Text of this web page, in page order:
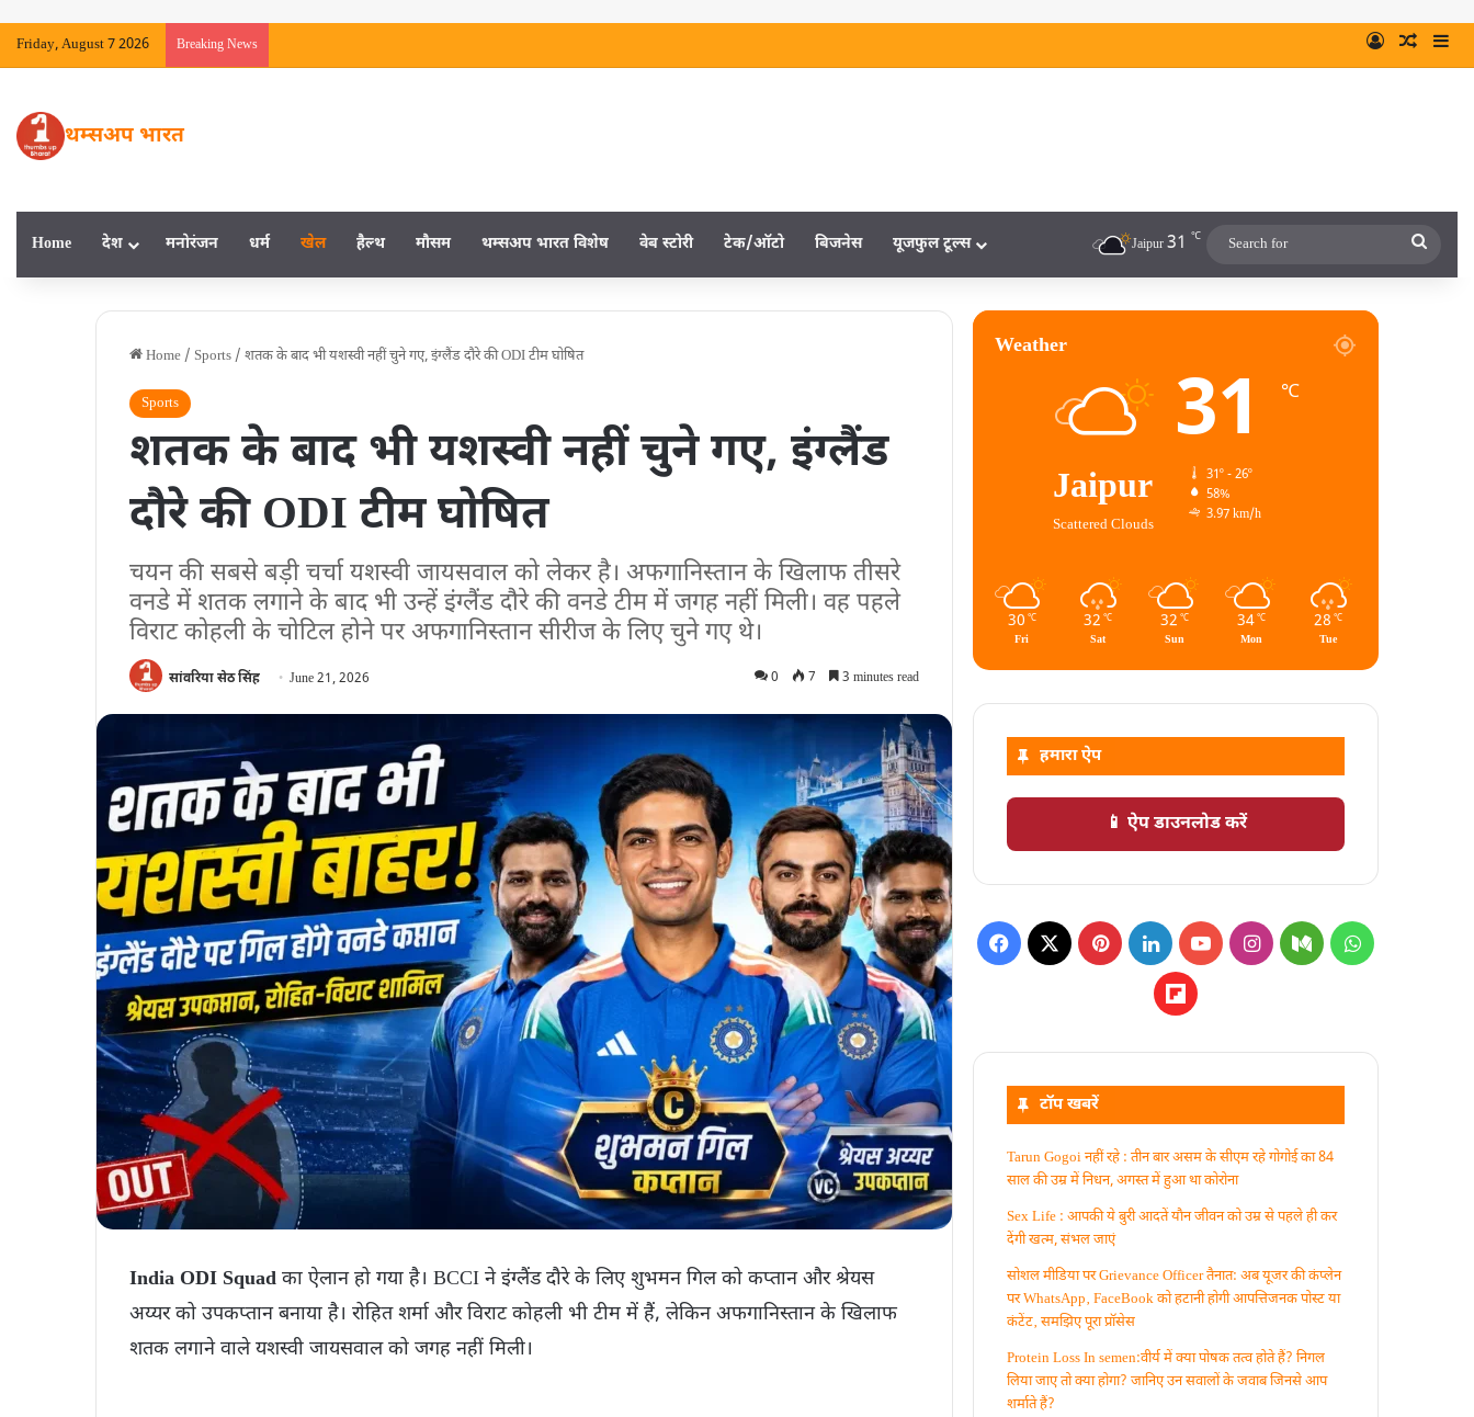
Friday, August 7 2026 Breaking News
थम्सअप भारत
Home देश मनाेरंजन धर्म खेल हैल्‍थ मौसम थम्‍सअप भारत विशेष वेब स्‍टोरी टेक/ऑटो बिजनेस यूजफुल टूल्‍स Jaipur31 ℃
Home / Sports / शतक के बाद भी यशस्वी नहीं चुने गए, इंग्लैंड दौरे की ODI टीम घोषित
Sports
शतक के बाद भी यशस्वी नहीं चुने गए, इंग्लैंड
दौरे की ODI टीम घोषित
चयन की सबसे बड़ी चर्चा यशस्वी जायसवाल को लेकर है। अफगानिस्तान के खिलाफ तीसरे
वनडे में शतक लगाने के बाद भी उन्हें इंग्लैंड दौरे की वनडे टीम में जगह नहीं मिली। वह पहले
विराट कोहली के चोटिल होने पर अफगानिस्तान सीरीज के लिए चुने गए थे।
सांवरिया सेठ सिंह June 21, 2026 0 7 3 minutes read
India ODI Squad का ऐलान हो गया है। BCCI ने इंग्लैंड दौरे के लिए शुभमन गिल को कप्तान और श्रेयस
अय्यर को उपकप्तान बनाया है। रोहित शर्मा और विराट कोहली भी टीम में हैं, लेकिन अफगानिस्तान के खिलाफ
शतक लगाने वाले यशस्वी जायसवाल को जगह नहीं मिली।
Weather
Jaipur
Scattered Clouds
31 ℃
31º - 26º
58%
3.97 km/h
30 ℃
Fri
32 ℃
Sat
32 ℃
Sun
34 ℃
Mon
28 ℃
Tue
हमारा ऐप
📱 ऐप डाउनलोड करें
टॉप खबरें
Tarun Gogoi नहीं रहे : तीन बार असम के सीएम रहे गोगोई का 84
साल की उम्र में निधन, अगस्त में हुआ था कोरोना
Sex Life : आपकी ये बुरी आदतें याैन जीवन को उम्र से पहले ही कर
देंगी खत्म, संभल जाएं
सोशल मीडिया पर Grievance Officer तैनात: अब यूजर की कंप्लेन
पर WhatsApp‚ FaceBook को हटानी होगी आपत्तिजनक पोस्ट या
कंटेंट‚ समझिए पूरा प्रॉसेस
Protein Loss In semen:वीर्य में क्या पोषक तत्व होते हैं? निगल
लिया जाए तो क्या होगा? जानिए उन सवालों के जवाब जिनसे आप
शर्माते हैं?